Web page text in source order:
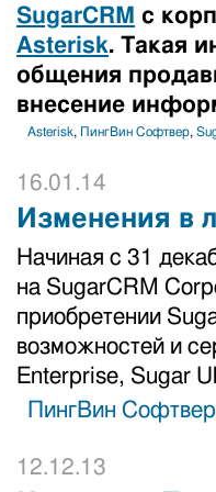
SugarCRM с
Asterisk. Такая
общения
внесение
Asterisk, ПингВин Софтвер,
16.01.14
Изменения в
Начиная с 31
на SugarCRM
приобретении
возможностей и
Enterprise, Sugar
ПингВин Софтвер
12.12.13